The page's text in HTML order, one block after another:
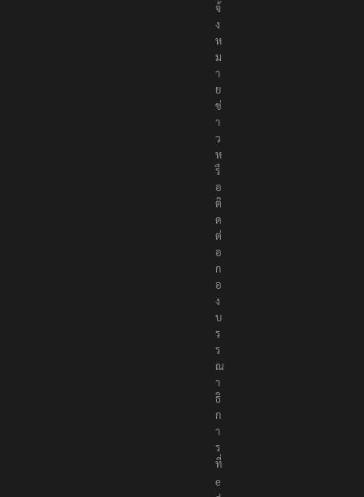
จ้
ง
ห
ม
า
ย
ข่
า
ว
ห
รื
อ
ติ
ด
ต่
อ
ก
อ
ง
บ
ร
ร
ณ
า
ธิ
ก
า
ร
ที่
e